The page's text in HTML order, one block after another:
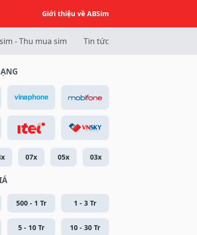
Giới thiệu về ABSim
- Thu mua sim Tin tức
07x 05x 03x
500 - 1 Tr 1 - 3 Tr
5 - 10 Tr 10 - 30 Tr